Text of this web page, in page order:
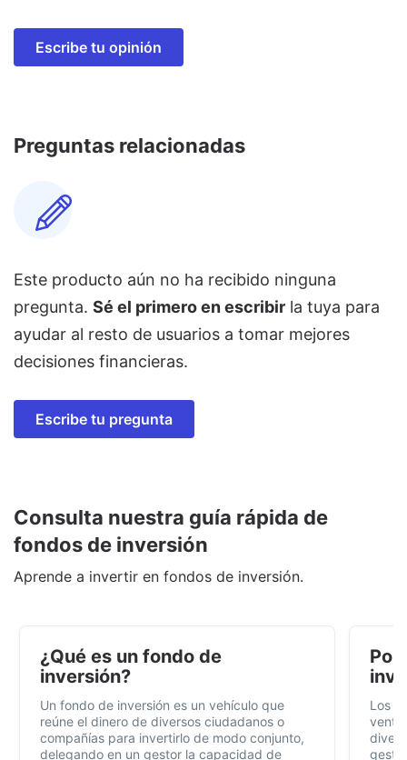
Escribe tu opinión
Preguntas relacionadas
Este producto aún no ha recibido ninguna
pregunta. Sé el primero en escribir la tuya para
ayudar al resto de usuarios a tomar mejores
decisiones financieras.
Escribe tu pregunta
Consulta nuestra guía rápida de
fondos de inversión
Aprende a invertir en fondos de inversión.
¿Qué es un fondo de
inversión?
Un fondo de inversión es un vehículo que
reúne el dinero de diversos ciudadanos o
compañías para invertirlo de modo conjunto,
delegando en un gestor la capacidad de
Por
Los